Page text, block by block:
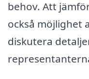
behov. Att
också möjlighet
diskutera